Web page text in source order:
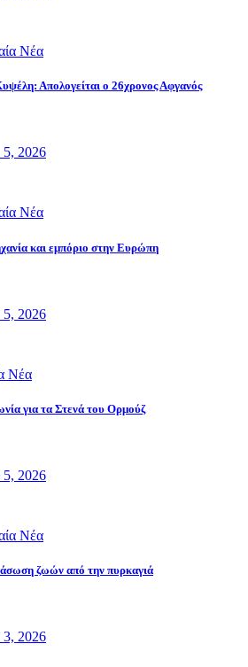
Νέα
Απολογείται ο 26χρονος Αφγανός
2026
Νέα
και εμπόριο στην Ευρώπη
2026
Νέα
για τα Στενά του Ορμούζ
2026
Νέα
ζωών από την πυρκαγιά
2026